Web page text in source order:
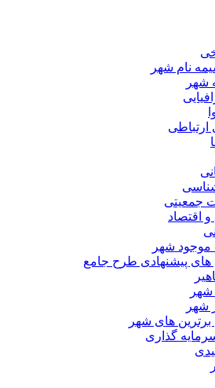
نام شهر
شهر
ارتباطی
جمعیتی
و اقتصاد
شهر
های پیشنهادی طرح جامع
شهر
های شهر
گذاری